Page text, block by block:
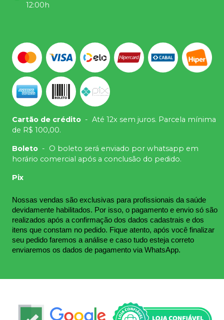
12:00h
Cartão de crédito - Até 12x sem juros. Parcela mínima
de R$ 100,00.
Boleto - O boleto será enviado por whatsapp em
horário comercial após a conclusão do pedido.
Pix
Nossas vendas são exclusivas para profissionais da saúde
devidamente habilitados. Por isso, o pagamento e envio só são
realizados após a confirmação dos dados cadastrais e dos
itens que constam no pedido. Fique atento, após você finalizar
seu pedido faremos a análise e caso tudo esteja correto
enviaremos os dados de pagamento via WhatsApp.